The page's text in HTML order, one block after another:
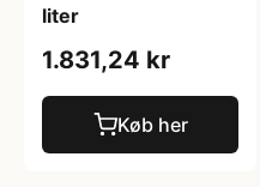
liter
1.831,24 kr
Køb her